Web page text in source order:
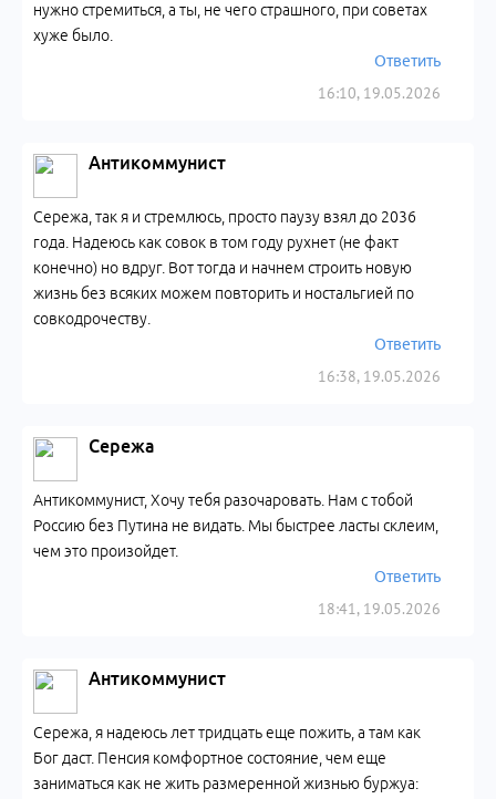
16:10, 19.05.2026
нужно стремиться, а ты, не чего страшного, при советах
хуже было.
Ответить
Антикоммунист
16:38, 19.05.2026
Сережа, так я и стремлюсь, просто паузу взял до 2036
года. Надеюсь как совок в том году рухнет (не факт
конечно) но вдруг. Вот тогда и начнем строить новую
жизнь без всяких можем повторить и ностальгией по
совкодрочеству.
Ответить
Сережа
18:41, 19.05.2026
Антикоммунист, Хочу тебя разочаровать. Нам с тобой
Россию без Путина не видать. Мы быстрее ласты склеим,
чем это произойдет.
Ответить
Антикоммунист
Сережа, я надеюсь лет тридцать еще пожить, а там как
Бог даст. Пенсия комфортное состояние, чем еще
заниматься как не жить размеренной жизнью буржуа: